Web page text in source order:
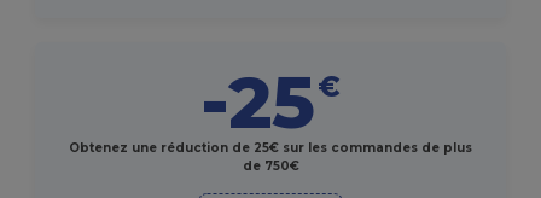
-25€
Obtenez une réduction de 25€ sur les commandes de plus
de 750€